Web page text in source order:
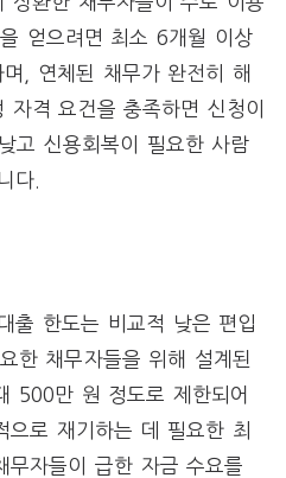
얻으려면 최소 6개월 이상
, 연체된 채무가 완전히 해
격 요건을 충족하면 신청이
고 신용회복이 필요한 사람
다.
출 한도는 비교적 낮은 편입
한 채무자들을 위해 설계된
500만 원 정도로 제한되어
으로 재기하는 데 필요한 최
무자들이 급한 자금 수요를